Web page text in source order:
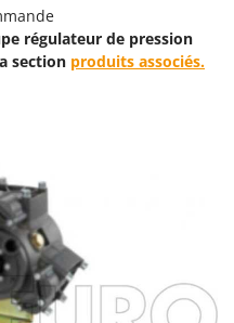
régulateur de pression
section produits associés.